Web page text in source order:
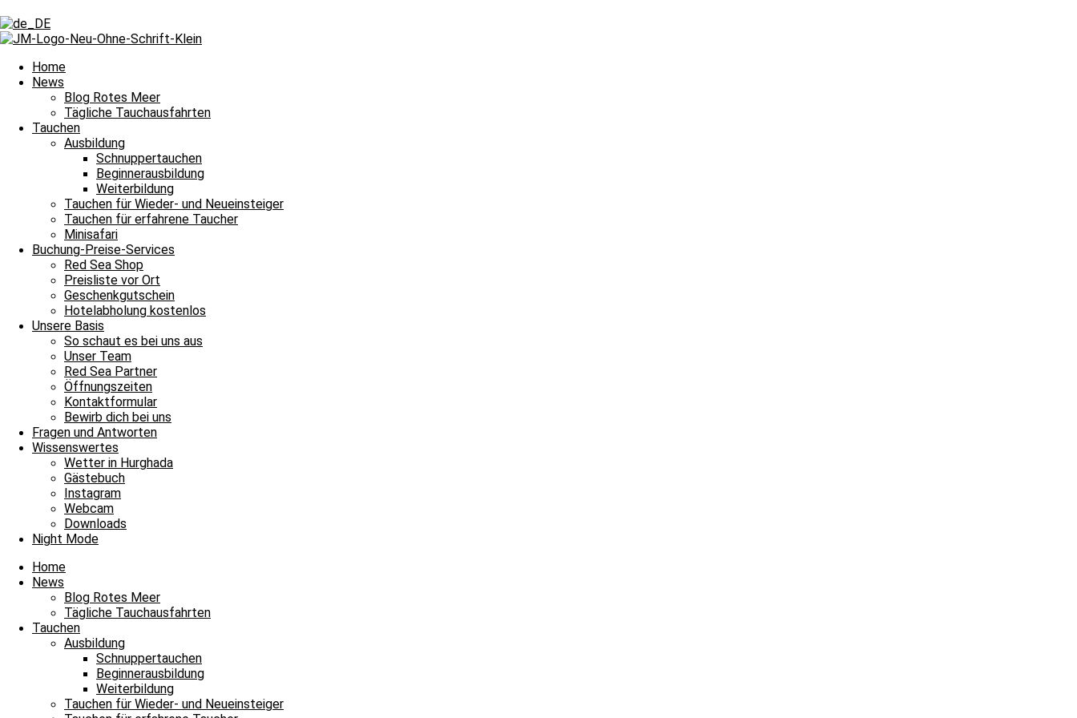
Home
News
Blog Rotes Meer
Tägliche Tauchausfahrten
Tauchen
Ausbildung
Schnuppertauchen
Beginnerausbildung
Weiterbildung
Tauchen für Wieder- und Neueinsteiger
Tauchen für erfahrene Taucher
Minisafari
Buchung-Preise-Services
Red Sea Shop
Preisliste vor Ort
Geschenkgutschein
Hotelabholung kostenlos
Unsere Basis
So schaut es bei uns aus
Unser Team
Red Sea Partner
Öffnungszeiten
Kontaktformular
Bewirb dich bei uns
Fragen und Antworten
Wissenswertes
Wetter in Hurghada
Gästebuch
Instagram
Webcam
Downloads
Night Mode
Home
News
Blog Rotes Meer
Tägliche Tauchausfahrten
Tauchen
Ausbildung
Schnuppertauchen
Beginnerausbildung
Weiterbildung
Tauchen für Wieder- und Neueinsteiger
Schlagwort: Schnuppertauchgang
Schlagwort: Schnuppertauchgang
Blog Rotes Meer
Der Ablauf beim Schnuppertauchen
Der Ablauf beim Schnuppertauchen Schnuppertauchen oder auch DSD (Discover Scuba Diving) ist die perfekte Möglichkeit, um sich ganz entspannt an
Weiterlesen »
28. März 20232 Kommentare
Impressum
Datenschutz
Kontakt
Stellenangebote / Jobsuche
Red Sea Partner
Red Sea Shop
News
Unsere Basis
Tauchen
Fragen und Antworten
Envelope Facebook Youtube Instagram
James & Mac Diving Center
Giftun Azur Resort
0000 Hurghada / Red Sea / Egypt
Tel: +20 122 311 8923
Tel Büro: +20 65 3463003